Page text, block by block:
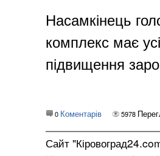
Насамкінець
комплекс має
підвищення
0 Коментарів 5978
Сайт